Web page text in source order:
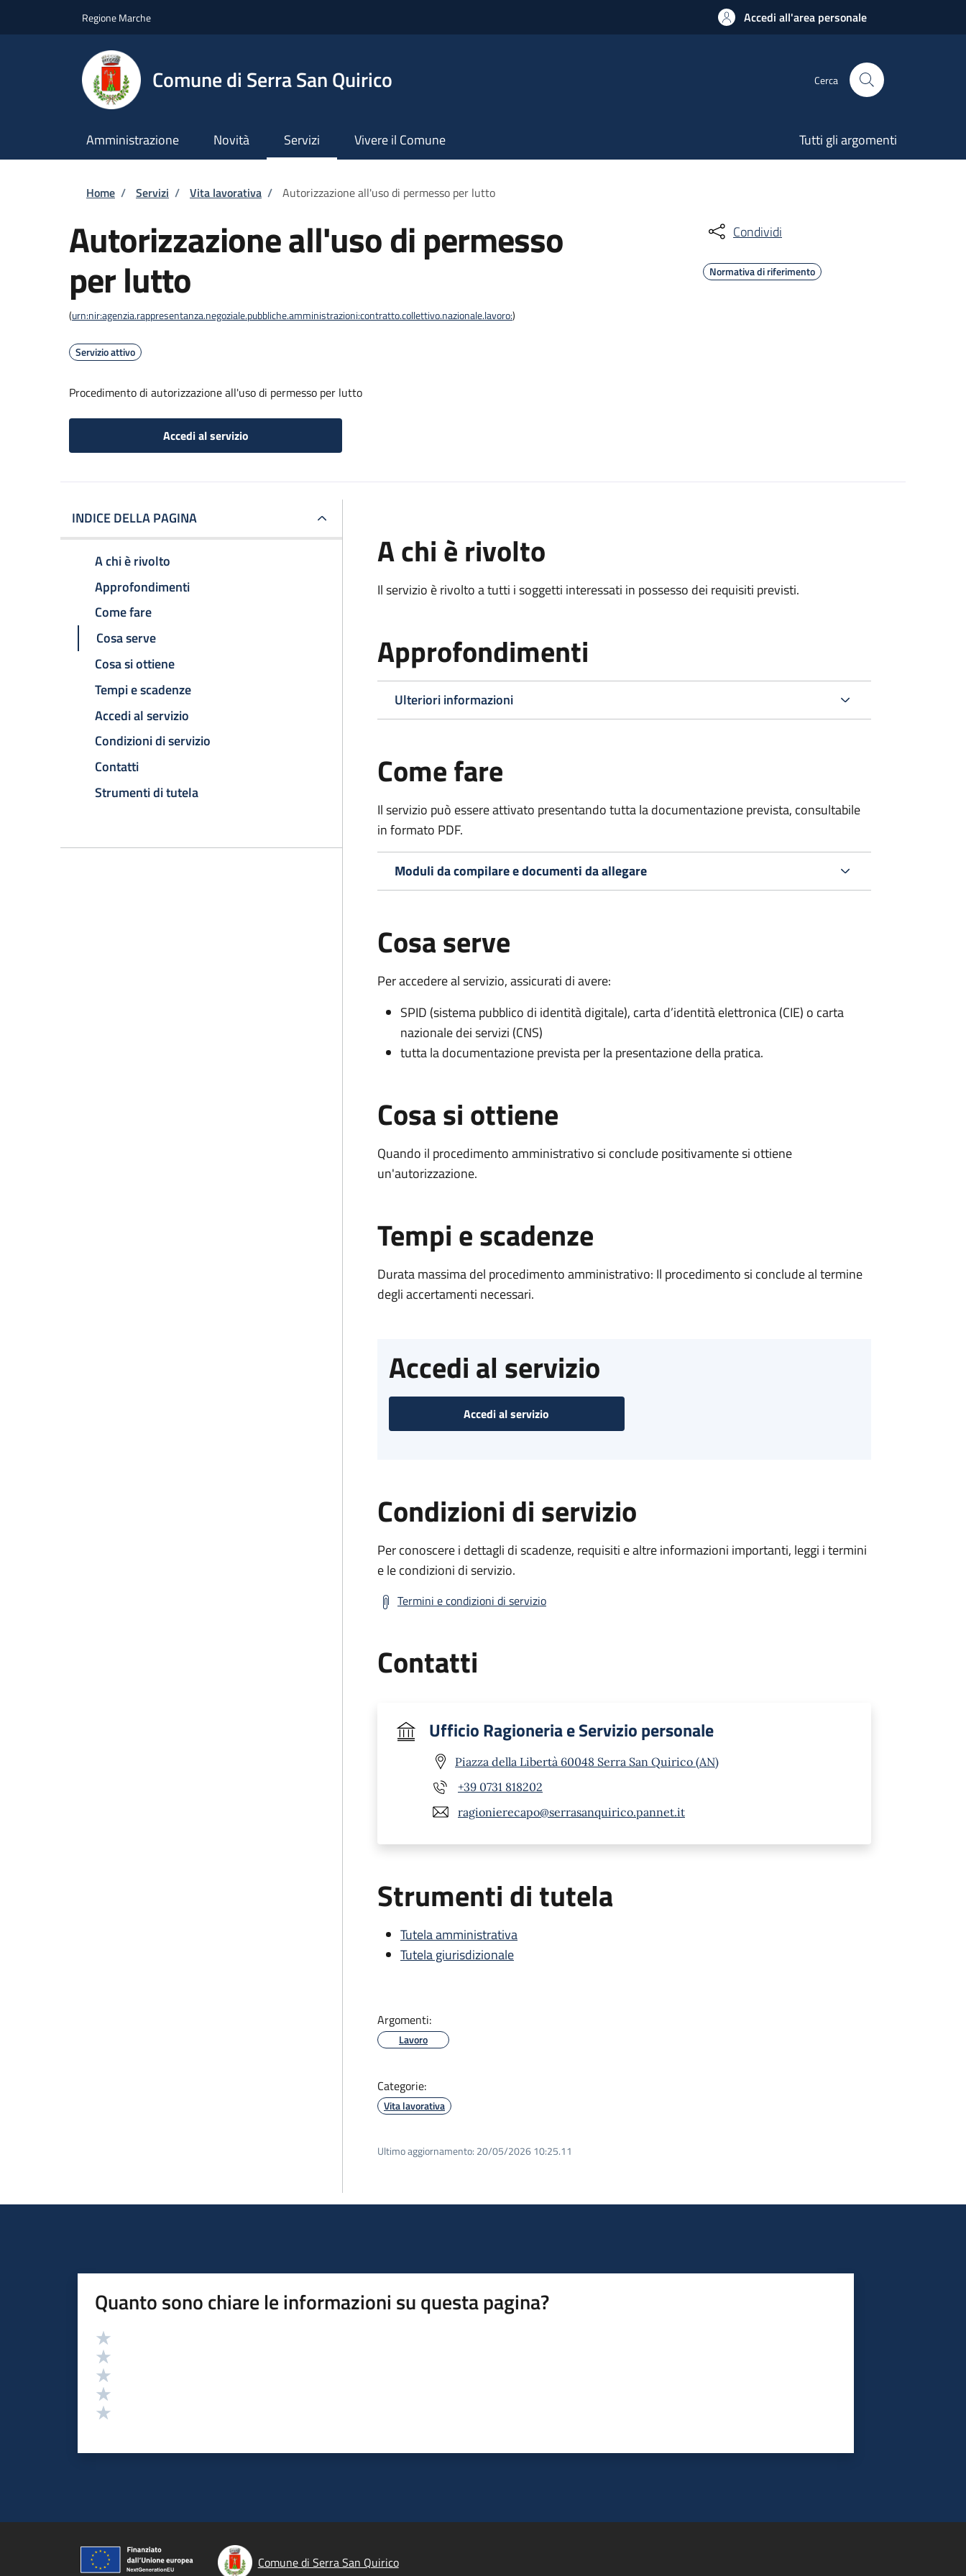
Regione Marche Accedi all'area personale
Comune di Serra San Quirico Cerca
Amministrazione Novità Servizi Vivere il Comune Tutti gli argomenti
Briciole di pane
Home / Servizi / Vita lavorativa / Autorizzazione all'uso di permesso per lutto
Autorizzazione all'uso di permesso
per lutto
(urn:nir:agenzia.rappresentanza.negoziale.pubbliche.amministrazioni:contratto.collettivo.nazionale.lavoro:)
Servizio attivo
Procedimento di autorizzazione all'uso di permesso per lutto
Accedi al servizio
Condividi
Normativa di riferimento
INDICE DELLA PAGINA
A chi è rivolto
Approfondimenti
Come fare
Cosa serve
Cosa si ottiene
Tempi e scadenze
Accedi al servizio
Condizioni di servizio
Contatti
Strumenti di tutela
A chi è rivolto
Il servizio è rivolto a tutti i soggetti interessati in possesso dei requisiti previsti.
Approfondimenti
Ulteriori informazioni
Come fare
Il servizio può essere attivato presentando tutta la documentazione prevista, consultabile
in formato PDF.
Moduli da compilare e documenti da allegare
Cosa serve
Per accedere al servizio, assicurati di avere:
SPID (sistema pubblico di identità digitale), carta d’identità elettronica (CIE) o carta
nazionale dei servizi (CNS)
tutta la documentazione prevista per la presentazione della pratica.
Cosa si ottiene
Quando il procedimento amministrativo si conclude positivamente si ottiene
un'autorizzazione.
Tempi e scadenze
Durata massima del procedimento amministrativo: Il procedimento si conclude al termine
degli accertamenti necessari.
Accedi al servizio
Accedi al servizio
Condizioni di servizio
Per conoscere i dettagli di scadenze, requisiti e altre informazioni importanti, leggi i termini
e le condizioni di servizio.
Termini e condizioni di servizio
Contatti
Ufficio Ragioneria e Servizio personale
Piazza della Libertà 60048 Serra San Quirico (AN)
+39 0731 818202
ragionierecapo@serrasanquirico.pannet.it
Strumenti di tutela
Tutela amministrativa
Tutela giurisdizionale
Argomenti:
Lavoro
Categorie:
Vita lavorativa
Ultimo aggiornamento: 20/05/2026 10:25.11
Quanto sono chiare le informazioni su questa pagina?
Valutazione
Comune di Serra San Quirico